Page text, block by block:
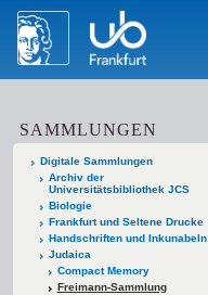
SAMMLUNGEN
Digitale Sammlungen
Archiv der
Universitätsbibliothek JCS
Biologie
Frankfurt und Seltene Drucke
Handschriften und Inkunabeln
Judaica
Compact Memory
Freimann-Sammlung